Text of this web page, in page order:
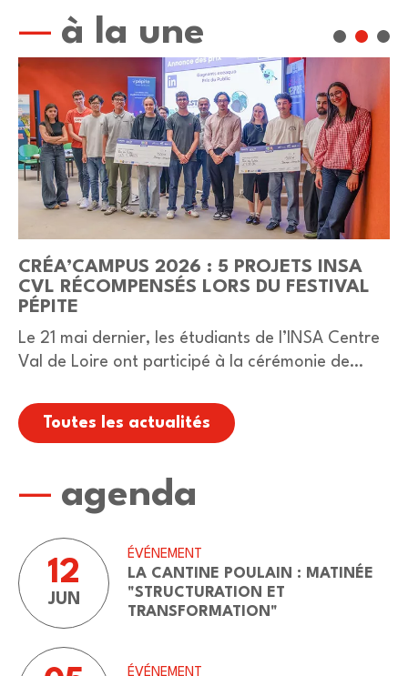
à la une
CRÉA’CAMPUS 2026 : 5 PROJETS INSA
CVL RÉCOMPENSÉS LORS DU FESTIVAL
PÉPITE
Le 21 mai dernier, les étudiants de l’INSA Centre
Val de Loire ont participé à la cérémonie de
Bourges dans le cadre du…
Toutes les actualités
agenda
12
JUN
ÉVÉNEMENT
LA CANTINE POULAIN : MATINÉE
"STRUCTURATION ET
TRANSFORMATION"
ÉVÉNEMENT